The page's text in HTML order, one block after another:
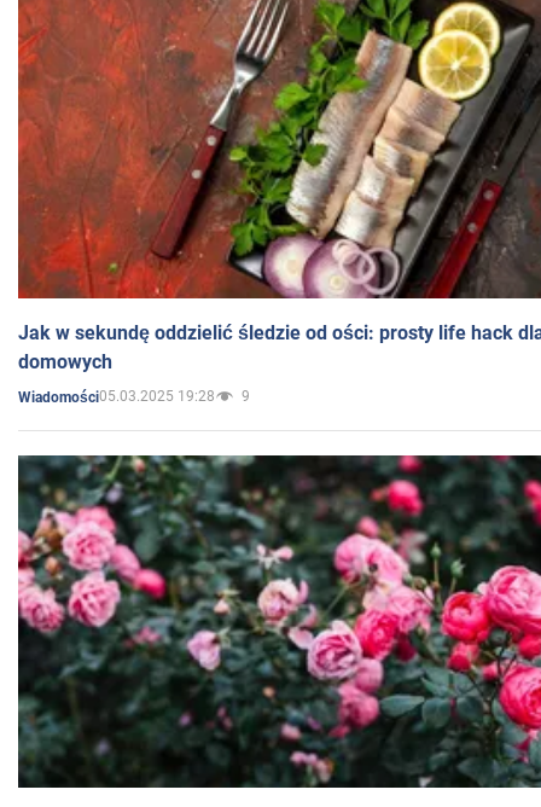
Jak w sekundę oddzielić śledzie od ości: prosty life hack
domowych
Wiadomości05.03.2025 19:28 9